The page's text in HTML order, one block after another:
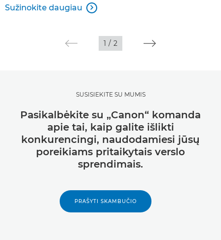
Sužinokite daugiau 
1 / 2
SUSISIEKITE SU MUMIS
Pasikalbėkite su „Canon“ komanda
apie tai, kaip galite išlikti
konkurencingi, naudodamiesi jūsų
poreikiams pritaikytais verslo
sprendimais.
PRAŠYTI SKAMBUČIO